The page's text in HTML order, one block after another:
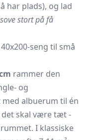
har plads), og lad
stort på få
seng til små
rammer den
og
albuerum til én
det skal være tæt -
I klassiske